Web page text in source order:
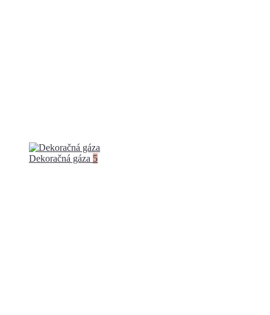
Dekoračná gáza 5